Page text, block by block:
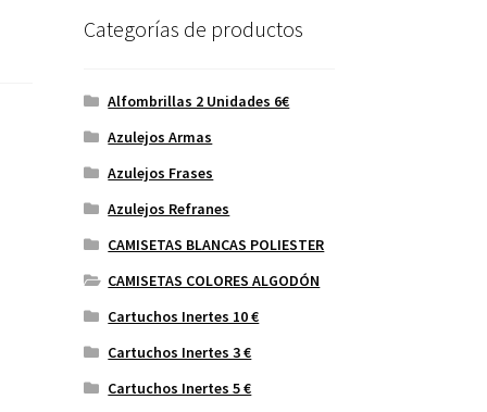
Categorías de productos
Alfombrillas 2 Unidades 6€
Azulejos Armas
Azulejos Frases
Azulejos Refranes
CAMISETAS BLANCAS POLIESTER
CAMISETAS COLORES ALGODÓN
Cartuchos Inertes 10 €
Cartuchos Inertes 3 €
Cartuchos Inertes 5 €